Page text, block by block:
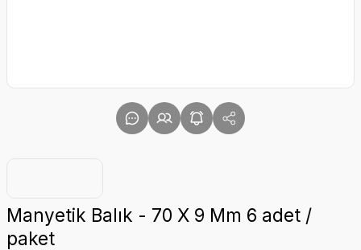
Manyetik Balık - 70 X 9 Mm 6 adet /
paket